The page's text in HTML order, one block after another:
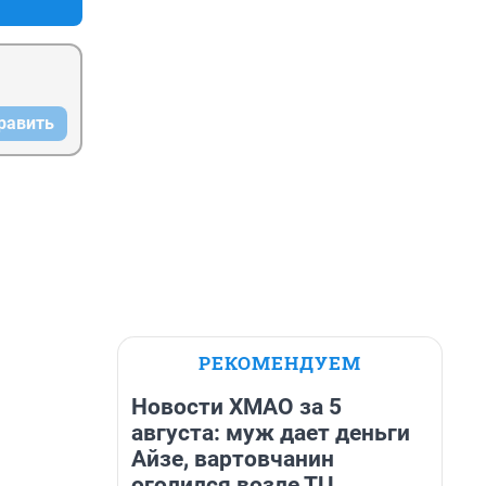
РЕКОМЕНДУЕМ
Новости ХМАО за 5
августа: муж дает деньги
Айзе, вартовчанин